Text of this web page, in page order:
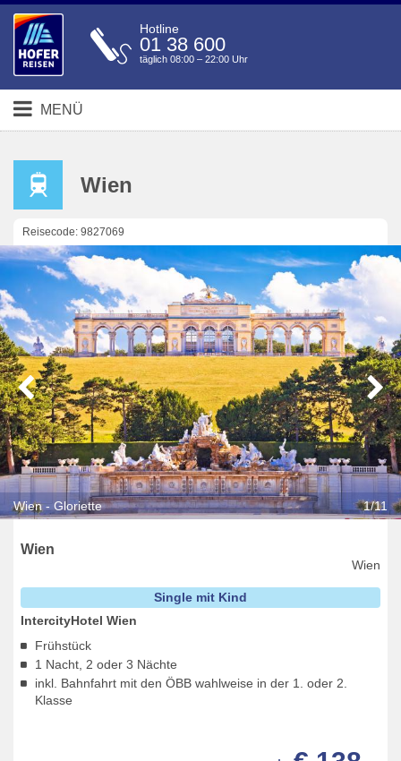
Hotline
01 38 600
täglich 08:00 – 22:00 Uhr
MENÜ
Wien
Reisecode: 9827069
Wien - Gloriette 1/11
Wien
Wien
Single mit Kind
IntercityHotel Wien
Frühstück
1 Nacht, 2 oder 3 Nächte
inkl. Bahnfahrt mit den ÖBB wahlweise in der 1. oder 2.
Klasse